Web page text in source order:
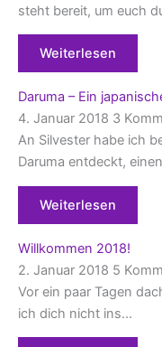
steht bereit, um euch
Weiterlesen
Daruma – Ein
4. Januar 2018 3
An Silvester habe ich
Daruma entdeckt,
Weiterlesen
Willkommen 2018!
2. Januar 2018 5
Vor ein paar Tagen
ich dich nicht ins…